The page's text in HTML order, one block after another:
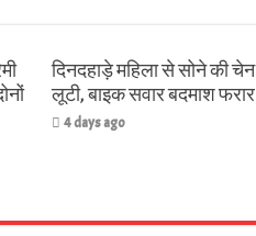
दिनदहाड़े महिला से सोने की चेन
लूटी, बाइक सवार बदमाश फरार
4 days ago